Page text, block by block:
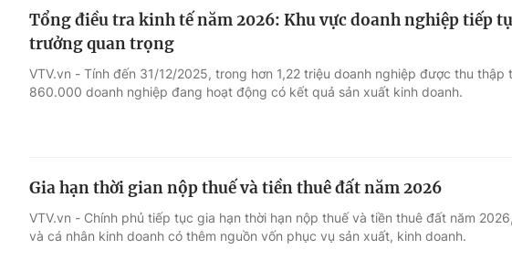
Điện ảnh
Âm nhạc
Sao
Du lịch
Chất lượng cuộc sống
Tổng điều tra kinh tế năm 2026: Khu vực doanh nghiệp tiếp
trưởng quan trọng
VTV.vn - Tính đến 31/12/2025, trong hơn 1,22 triệu doanh nghiệp được thu thập
860.000 doanh nghiệp đang hoạt động có kết quả sản xuất kinh doanh.
Gia hạn thời gian nộp thuế và tiền thuê đất năm 2026
VTV.vn - Chính phủ tiếp tục gia hạn thời hạn nộp thuế và tiền thuê đất năm
và cá nhân kinh doanh có thêm nguồn vốn phục vụ sản xuất, kinh doanh.